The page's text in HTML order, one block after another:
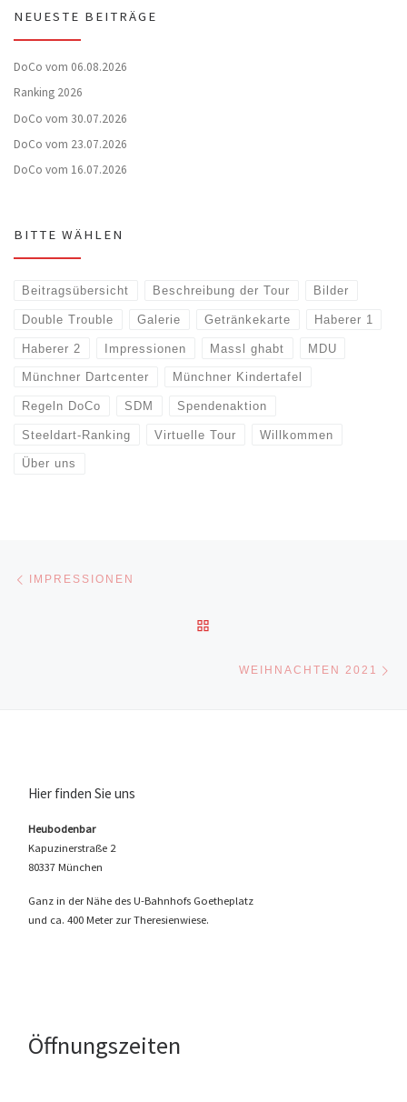
NEUESTE BEITRÄGE
DoCo vom 06.08.2026
Ranking 2026
DoCo vom 30.07.2026
DoCo vom 23.07.2026
DoCo vom 16.07.2026
BITTE WÄHLEN
Beitragsübersicht Beschreibung der Tour Bilder
Double Trouble Galerie Getränkekarte Haberer 1
Haberer 2 Impressionen Massl ghabt MDU
Münchner Dartcenter Münchner Kindertafel
Regeln DoCo SDM Spendenaktion
Steeldart-Ranking Virtuelle Tour Willkommen
Über uns
Beitragsnavigation
IMPRESSIONEN
WEIHNACHTEN 2021
Hier finden Sie uns
Heubodenbar
Kapuzinerstraße 2
80337 München
Ganz in der Nähe des U-Bahnhofs Goetheplatz
und ca. 400 Meter zur Theresienwiese.
Öffnungszeiten